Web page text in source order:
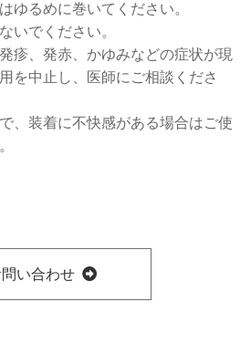
ゆるめに巻いてください。
いでください。
疹、発赤、かゆみなどの症状が現
を中止し、医師にご相談くださ
、装着に不快感がある場合はご使
問い合わせ